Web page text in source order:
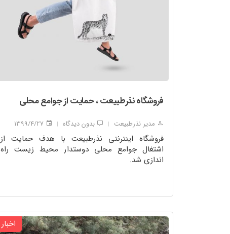
فروشگاه نذرطبیعت ، حمایت از جوامع محلی
مدیر نذرطبیعت | بدون دیدگاه |
فروشگاه اینترنتی نذرطبیعت با هدف حمایت از
اشتغال جوامع محلی دوستدار محیط زیست راه
اندازی شد.
اخبار